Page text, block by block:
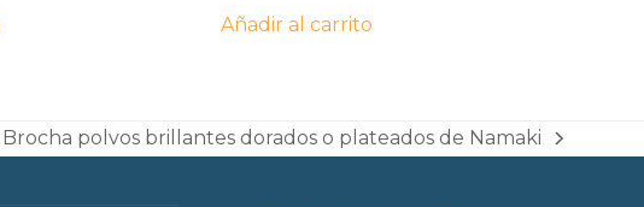
Añadir al carrito
next
Brocha polvos brillantes dorados o plateados de Namaki